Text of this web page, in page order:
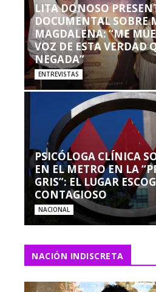
LITA DONOSO
DOCUMENTAL SOBRE
MAGDALENA: “ME
VOZ DE ESTA VERDAD
NEGADA”
ENTREVISTAS
PSICÓLOGA CLÍNICA
EN EL METRO EN LA
GRIS”: EL LUGAR
CONTAGIOSO
NACIONAL
NACIÓN INDISCRETA